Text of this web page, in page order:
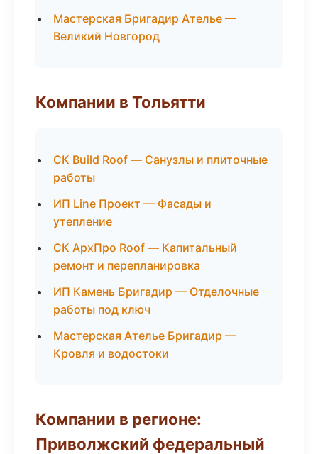
Мастерская Бригадир Ателье —
Великий Новгород
Компании в Тольятти
СК Build Roof — Санузлы и плиточные
работы
ИП Line Проект — Фасады и
утепление
СК АрхПро Roof — Капитальный
ремонт и перепланировка
ИП Камень Бригадир — Отделочные
работы под ключ
Мастерская Ателье Бригадир —
Кровля и водостоки
Компании в регионе:
Приволжский федеральный